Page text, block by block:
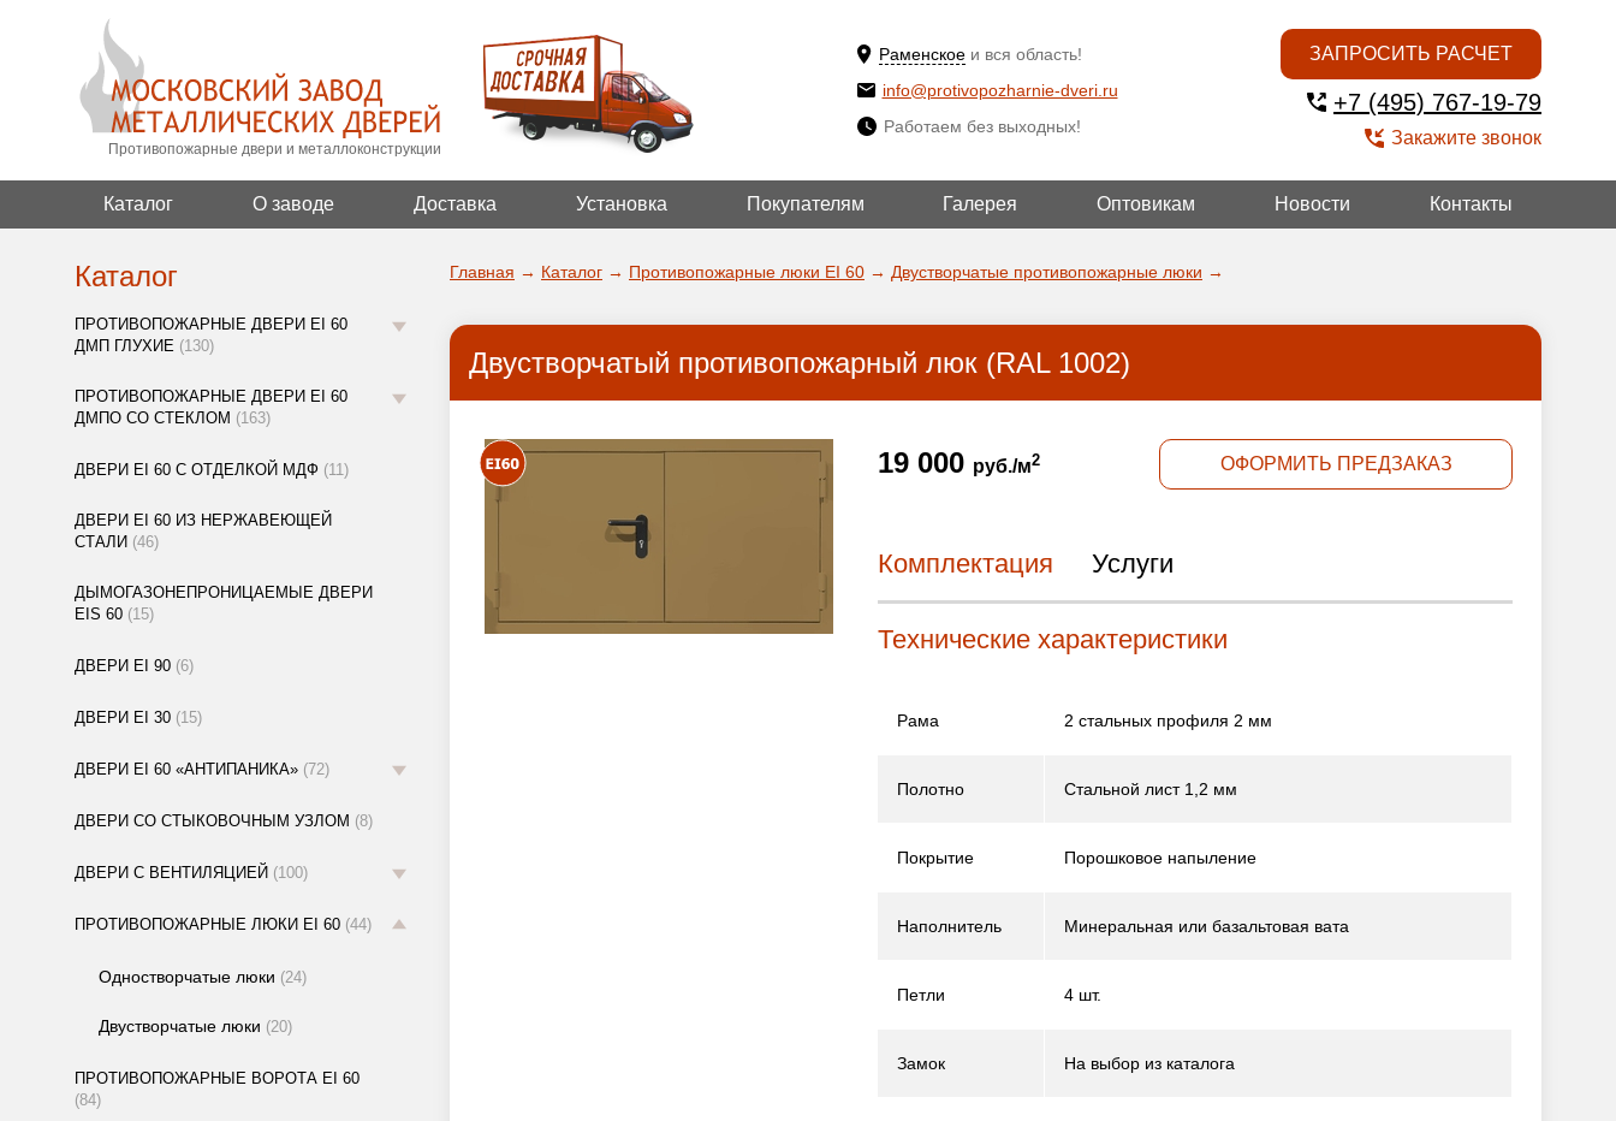
Противопожарные двери и металлоконструкции
Раменское и вся область!
ДА!
ВЫБРАТЬ ДРУГОЙ
info@protivopozharnie-dveri.ru
Работаем без выходных!
ЗАПРОСИТЬ РАСЧЕТ
+7 (495) 767-19-79
Закажите звонок
Каталог О заводе Доставка Установка Покупателям Галерея Оптовикам Новости Контакты
Каталог
ПРОТИВОПОЖАРНЫЕ ДВЕРИ EI 60
ДМП ГЛУХИЕ (130)
ПРОТИВОПОЖАРНЫЕ ДВЕРИ EI 60
ДМПО СО СТЕКЛОМ (163)
ДВЕРИ EI 60 С ОТДЕЛКОЙ МДФ (11)
ДВЕРИ EI 60 ИЗ НЕРЖАВЕЮЩЕЙ
СТАЛИ (46)
ДЫМОГАЗОНЕПРОНИЦАЕМЫЕ ДВЕРИ
EIS 60 (15)
ДВЕРИ EI 90 (6)
ДВЕРИ EI 30 (15)
ДВЕРИ EI 60 «АНТИПАНИКА» (72)
ДВЕРИ СО СТЫКОВОЧНЫМ УЗЛОМ (8)
ДВЕРИ С ВЕНТИЛЯЦИЕЙ (100)
ПРОТИВОПОЖАРНЫЕ ЛЮКИ EI 60 (44)
Одностворчатые люки (24)
Двустворчатые люки (20)
ПРОТИВОПОЖАРНЫЕ ВОРОТА EI 60
(84)
Главная → Каталог → Противопожарные люки EI 60 → Двустворчатые противопожарные люки →
Двустворчатый противопожарный люк (RAL 1002)
19 000 руб./м2 ОФОРМИТЬ ПРЕДЗАКАЗ
Комплектация Услуги
Технические характеристики
Рама 2 стальных профиля 2 мм
Полотно Стальной лист 1,2 мм
Покрытие Порошковое напыление
Наполнитель Минеральная или базальтовая вата
Петли 4 шт.
Замок На выбор из каталога